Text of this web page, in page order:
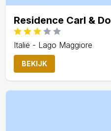
Residence Carl & Do
Italië - Lago Maggiore
BEKIJK